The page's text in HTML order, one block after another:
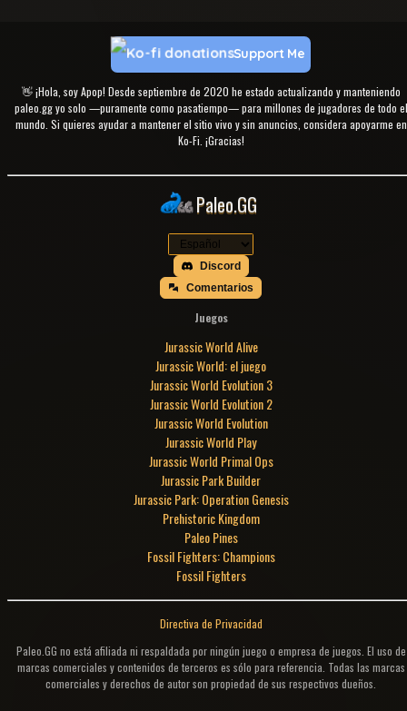
👋 ¡Hola, soy Apop! Desde septiembre de 2020 he estado actualizando y manteniendo
paleo.gg yo solo —puramente como pasatiempo— para millones de jugadores de todo el
mundo. Si quieres ayudar a mantener el sitio vivo y sin anuncios, considera apoyarme en
Ko-Fi. ¡Gracias!
Support Me
Paleo.GG
Discord
Comentarios
Juegos
Jurassic World Alive
Jurassic World: el juego
Jurassic World Evolution 3
Jurassic World Evolution 2
Jurassic World Evolution
Jurassic World Play
Jurassic World Primal Ops
Jurassic Park Builder
Jurassic Park: Operation Genesis
Prehistoric Kingdom
Paleo Pines
Fossil Fighters: Champions
Fossil Fighters
Paleo.GG no está afiliada ni respaldada por ningún juego o empresa de juegos. El uso de
marcas comerciales y contenidos de terceros es sólo para referencia. Todas las marcas
comerciales y derechos de autor son propiedad de sus respectivos dueños.
Directiva de Privacidad